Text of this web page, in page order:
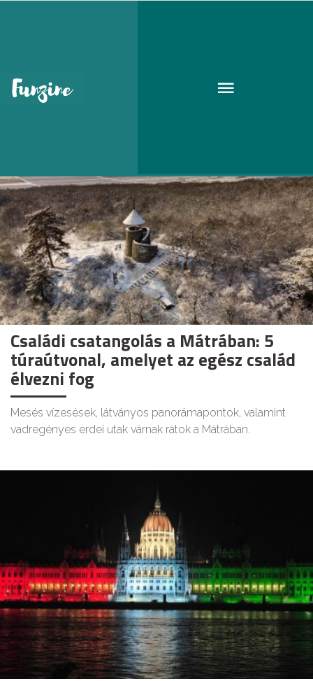
családi
Családi csatangolás a Mátrában: 5
túraútvonal, amelyet az egész család
élvezni fog
Mesés vízesések, látványos panorámapontok, valamint
vadregényes erdei utak várnak rátok a Mátrában.